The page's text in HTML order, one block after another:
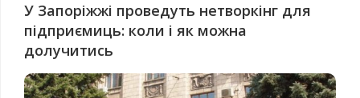
У Запоріжжі проведуть нетворкінг для
підприємиць: коли і як можна
долучитись